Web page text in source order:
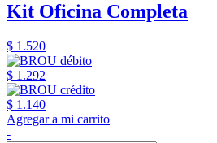
Kit Oficina Completa
$ 1.520
$ 1.292
$ 1.140
Agregar a mi carrito
-